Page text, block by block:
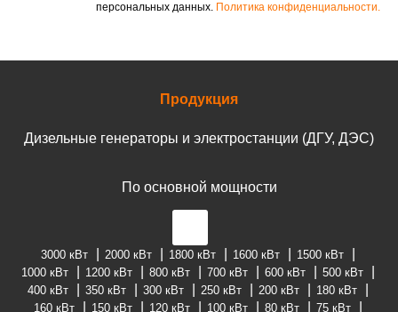
персональных данных. Политика конфиденциальности.
Продукция
Дизельные генераторы и электростанции (ДГУ, ДЭС)
По основной мощности
3000 кВт 2000 кВт 1800 кВт 1600 кВт
1500 кВт
1000 кВт
1200 кВт 800 кВт 700 кВт 600 кВт
500 кВт
400 кВт
350 кВт 300 кВт 250 кВт 200 кВт
180 кВт
160 кВт
150 кВт 120 кВт 100 кВт 80 кВт
75 кВт